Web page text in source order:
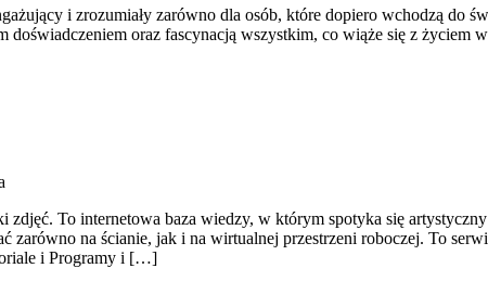
i zrozumiały zarówno dla osób, które dopiero wchodzą do
oraz fascynacją wszystkim, co wiąże się z życiem
To internetowa baza wiedzy, w którym spotyka się
na ścianie, jak i na wirtualnej przestrzeni roboczej. To
i Programy i […]